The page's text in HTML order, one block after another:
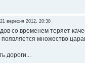
21 вересня 2012, 20:38
со временем теряет
множество
дороги...